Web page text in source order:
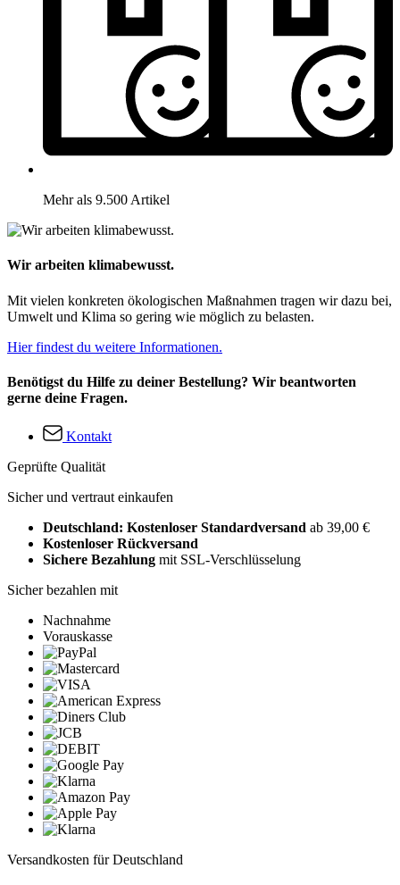
Mehr als 9.500 Artikel
Wir arbeiten klimabewusst.
Mit vielen konkreten ökologischen Maßnahmen tragen wir dazu bei,
Umwelt und Klima so gering wie möglich zu belasten.
Hier findest du weitere Informationen.
Benötigst du Hilfe zu deiner Bestellung? Wir beantworten
gerne deine Fragen.
Kontakt
Geprüfte Qualität
Sicher und vertraut einkaufen
Deutschland: Kostenloser Standardversand ab 39,00 €
Kostenloser Rückversand
Sichere Bezahlung mit SSL-Verschlüsselung
Sicher bezahlen mit
Nachnahme
Vorauskasse
Versandkosten für Deutschland